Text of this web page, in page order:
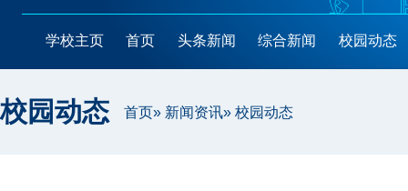
学校主页 首页 头条新闻 综合新闻 校园动态
校园动态 首页» 新闻资讯» 校园动态